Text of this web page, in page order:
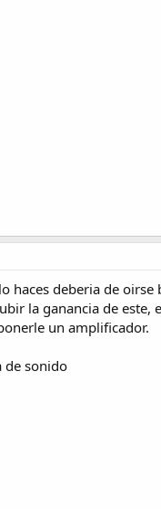
haces deberia de oirse
la ganancia de este,
un amplificador.
de sonido